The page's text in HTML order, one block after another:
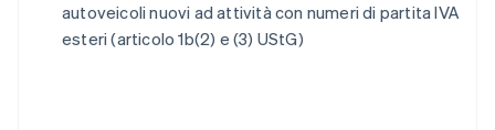
autoveicoli nuovi ad attività con numeri di partita IVA
esteri (articolo 1b(2) e (3) UStG)